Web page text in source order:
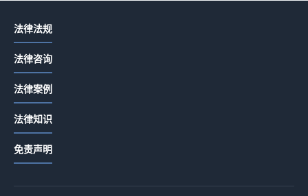
法律法规
法律咨询
法律案例
法律知识
免责声明